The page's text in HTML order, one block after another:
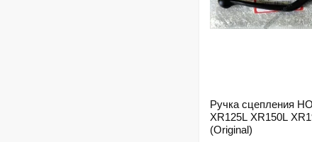
Ручка сцепления
XR125L XR150L
(Original)